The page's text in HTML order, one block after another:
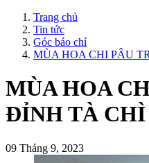
Trang chủ
Tin tức
Góc báo chí
MÙA HOA CHI PÂU
MÙA HOA
ĐỈNH TÀ CHÌ
09 Tháng 9, 2023